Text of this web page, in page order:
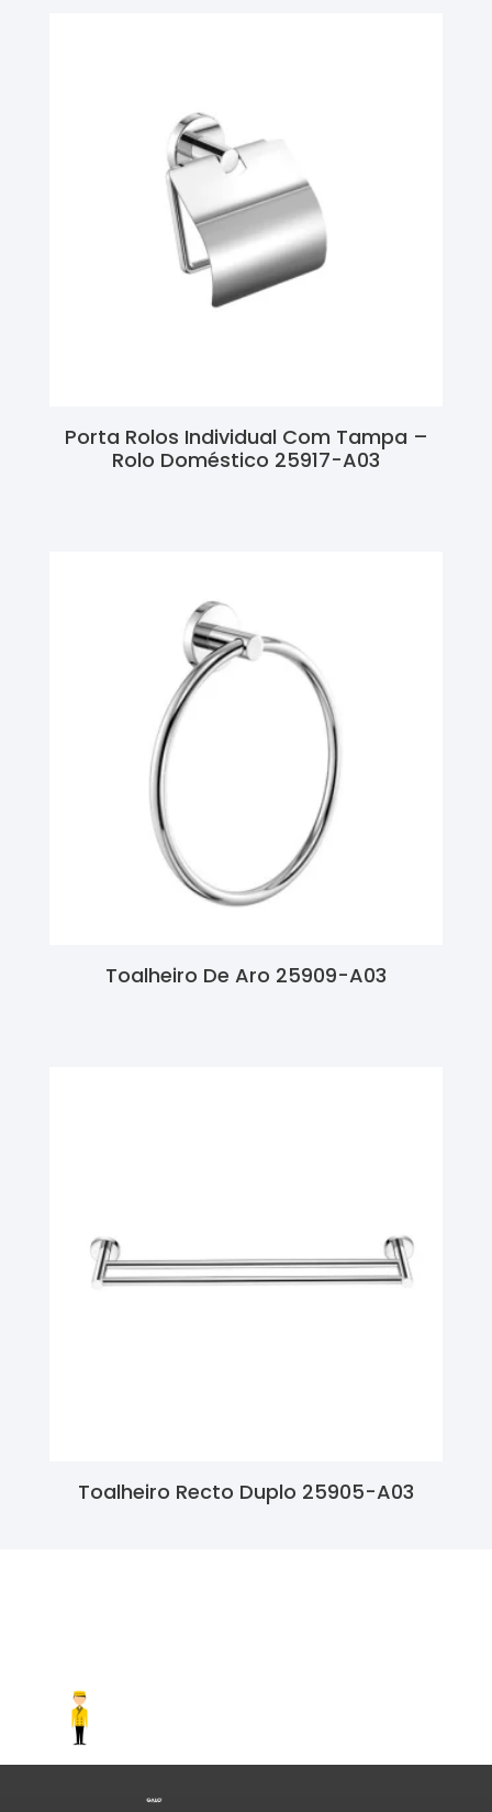
Porta Rolos Individual Com Tampa –
Rolo Doméstico 25917-A03
Toalheiro De Aro 25909-A03
Toalheiro Recto Duplo 25905-A03